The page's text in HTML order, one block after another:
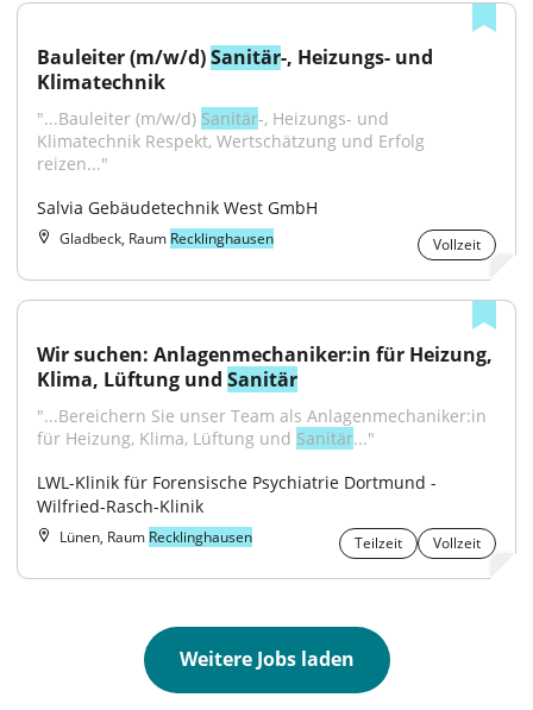
Bauleiter (m/w/d) Sanitär-, Heizungs- und
Klimatechnik
"...Bauleiter (m/w/d) Sanitär-, Heizungs- und
Klimatechnik Respekt, Wertschätzung und Erfolg
reizen..."
Salvia Gebäudetechnik West GmbH
Gladbeck, Raum Recklinghausen Vollzeit
Wir suchen: Anlagenmechaniker:in für Heizung,
Klima, Lüftung und Sanitär
"...Bereichern Sie unser Team als Anlagenmechaniker:in
für Heizung, Klima, Lüftung und Sanitär..."
LWL-Klinik für Forensische Psychiatrie Dortmund -
Wilfried-Rasch-Klinik
Lünen, Raum Recklinghausen Teilzeit Vollzeit
Weitere Jobs laden